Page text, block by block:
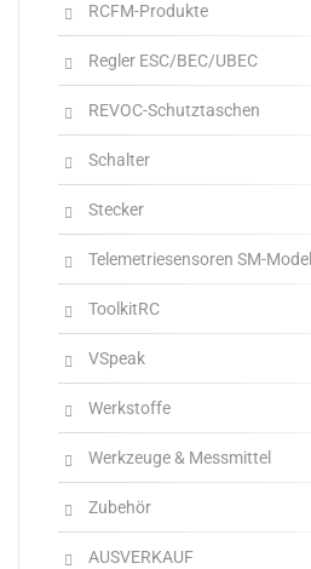
RCFM-Produkte
Regler ESC/BEC/UBEC
REVOC-Schutztaschen
Schalter
Stecker
Telemetriesensoren SM-
ToolkitRC
VSpeak
Werkstoffe
Werkzeuge & Messmittel
Zubehör
AUSVERKAUF